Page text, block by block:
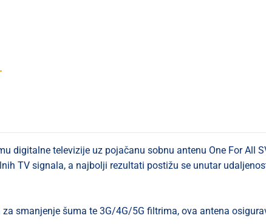
digitalne televizije uz pojačanu sobnu antenu One For All
TV signala, a najbolji rezultati postižu se unutar
smanjenje šuma te 3G/4G/5G filtrima, ova antena